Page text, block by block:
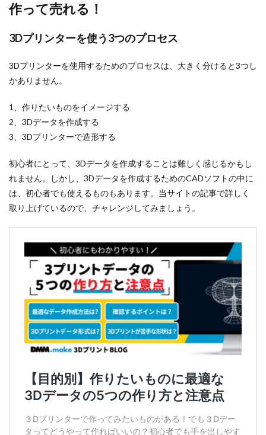
作って売れる！
3Dプリンターを使う3つのプロセス
3Dプリンターを使用するためのプロセスは、大きく分けると3つし
かありません。
1、作りたいものをイメージする
2、3Dデータを作成する
3、3Dプリンターで造形する
初心者にとって、3Dデータを作成することは難しく感じるかもし
れません。しかし、3Dデータを作成するためのCADソフトの中に
は、初心者でも使えるものもあります。当サイトの記事で詳しく
取り上げているので、チャレンジしてみましょう。